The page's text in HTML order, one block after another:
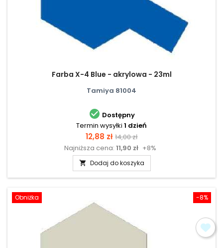
Farba X-4 Blue - akrylowa - 23ml
Tamiya 81004
 Dostępny
Termin wysyłki 1 dzień
Cena
12,88 zł Cena
podstawowa
14,00 zł
Najniższa cena: 11,90 zł +8%
 Dodaj do koszyka
-8%
Obniżka